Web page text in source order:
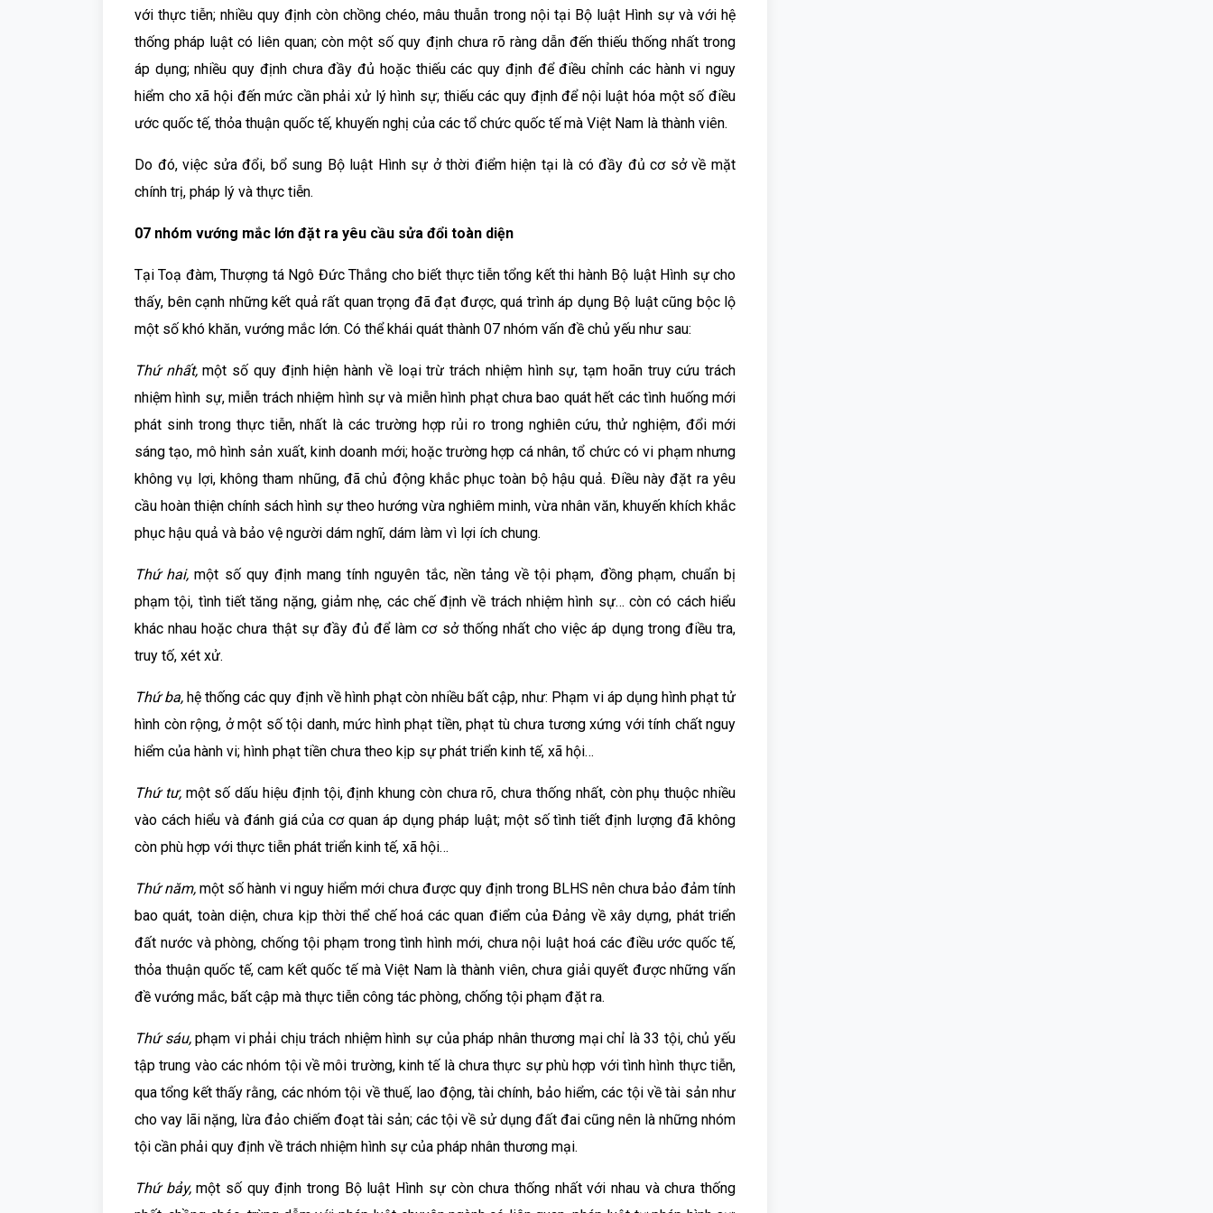
với thực tiễn; nhiều quy định còn chồng chéo, mâu thuẫn trong nội tại Bộ luật Hình sự và với hệ
thống pháp luật có liên quan; còn một số quy định chưa rõ ràng dẫn đến thiếu thống nhất trong
áp dụng; nhiều quy định chưa đầy đủ hoặc thiếu các quy định để điều chỉnh các hành vi nguy
hiểm cho xã hội đến mức cần phải xử lý hình sự; thiếu các quy định để nội luật hóa một số điều
ước quốc tế, thỏa thuận quốc tế, khuyến nghị của các tổ chức quốc tế mà Việt Nam là thành viên.
Do đó, việc sửa đổi, bổ sung Bộ luật Hình sự ở thời điểm hiện tại là có đầy đủ cơ sở về mặt
chính trị, pháp lý và thực tiễn.
07 nhóm vướng mắc lớn đặt ra yêu cầu sửa đổi toàn diện
Tại Toạ đàm, Thượng tá Ngô Đức Thắng cho biết thực tiễn tổng kết thi hành Bộ luật Hình sự cho
thấy, bên cạnh những kết quả rất quan trọng đã đạt được, quá trình áp dụng Bộ luật cũng bộc lộ
một số khó khăn, vướng mắc lớn. Có thể khái quát thành 07 nhóm vấn đề chủ yếu như sau:
Thứ nhất,một số quy định hiện hành về loại trừ trách nhiệm hình sự, tạm hoãn truy cứu trách
nhiệm hình sự, miễn trách nhiệm hình sự và miễn hình phạt chưa bao quát hết các tình huống mới
phát sinh trong thực tiễn, nhất là các trường hợp rủi ro trong nghiên cứu, thử nghiệm, đổi mới
sáng tạo, mô hình sản xuất, kinh doanh mới; hoặc trường hợp cá nhân, tổ chức có vi phạm nhưng
không vụ lợi, không tham nhũng, đã chủ động khắc phục toàn bộ hậu quả. Điều này đặt ra yêu
cầu hoàn thiện chính sách hình sự theo hướng vừa nghiêm minh, vừa nhân văn, khuyến khích khắc
phục hậu quả và bảo vệ người dám nghĩ, dám làm vì lợi ích chung.
Thứ hai,một số quy định mang tính nguyên tắc, nền tảng về tội phạm, đồng phạm, chuẩn bị
phạm tội, tình tiết tăng nặng, giảm nhẹ, các chế định về trách nhiệm hình sự… còn có cách hiểu
khác nhau hoặc chưa thật sự đầy đủ để làm cơ sở thống nhất cho việc áp dụng trong điều tra,
truy tố, xét xử.
Thứ ba,hệ thống các quy định về hình phạt còn nhiều bất cập, như: Phạm vi áp dụng hình phạt tử
hình còn rộng, ở một số tội danh, mức hình phạt tiền, phạt tù chưa tương xứng với tính chất nguy
hiểm của hành vi; hình phạt tiền chưa theo kịp sự phát triển kinh tế, xã hội…
Thứ tư, một số dấu hiệu định tội, định khung còn chưa rõ, chưa thống nhất, còn phụ thuộc nhiều
vào cách hiểu và đánh giá của cơ quan áp dụng pháp luật; một số tình tiết định lượng đã không
còn phù hợp với thực tiễn phát triển kinh tế, xã hội…
Thứ năm, một số hành vi nguy hiểm mới chưa được quy định trong BLHS nên chưa bảo đảm tính
bao quát, toàn diện, chưa kịp thời thể chế hoá các quan điểm của Đảng về xây dựng, phát triển
đất nước và phòng, chống tội phạm trong tình hình mới, chưa nội luật hoá các điều ước quốc tế,
thỏa thuận quốc tế, cam kết quốc tế mà Việt Nam là thành viên, chưa giải quyết được những vấn
đề vướng mắc, bất cập mà thực tiễn công tác phòng, chống tội phạm đặt ra.
Thứ sáu,phạm vi phải chịu trách nhiệm hình sự của pháp nhân thương mại chỉ là 33 tội, chủ yếu
tập trung vào các nhóm tội về môi trường, kinh tế là chưa thực sự phù hợp với tình hình thực tiễn,
qua tổng kết thấy rằng, các nhóm tội về thuế, lao động, tài chính, bảo hiểm, các tội về tài sản như
cho vay lãi nặng, lừa đảo chiếm đoạt tài sản; các tội về sử dụng đất đai cũng nên là những nhóm
tội cần phải quy định về trách nhiệm hình sự của pháp nhân thương mại.
Thứ bảy,một số quy định trong Bộ luật Hình sự còn chưa thống nhất với nhau và chưa thống